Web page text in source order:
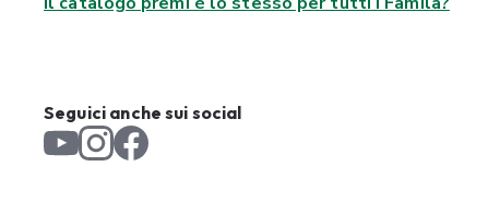
Seguici anche sui social